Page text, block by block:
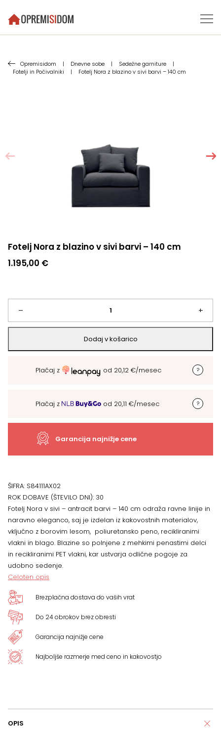
Opremisidom | Dnevne sobe | Sedežne garniture
|
Fotelji in Počivalniki
| Fotelj Nora z blazino v sivi barvi – 140 cm
Fotelj Nora z blazino v sivi barvi – 140 cm
1.195,00 €
–
Fotelj
Nora
z
-
cm
količina
+
Dodaj v košarico
Plačaj z od 20,12 €/mesec
Plačaj z od 20,11 €/mesec
Garancija najnižje cene
ŠIFRA: S84111AX02
ROK DOBAVE (ŠTEVILO DNI): 30
Fotelj Nora v sivi – antracit barvi – 140 cm odraža ravne linije in
naravno eleganco, saj je izdelan iz kakovostnih materialov,
vključno z borovim lesom, poliuretansko peno, recikliranimi
vlakni in blago. Blazine so polnjene z mehkimi penastimi delci
in recikliranimi PET vlakni, kar ustvarja odlične pogoje za
udobno sedenje.
Celoten opis
Brezplačna dostava do vaših vrat
Do 24 obrokov brez obresti
Garancija najnižje cene
Najboljše razmerje med ceno in kakovostjo
OPIS